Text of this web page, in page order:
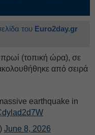
του Euro2day.gr
(τοπική ώρα), σε
από σειρά
earthquake in
June 8, 2026